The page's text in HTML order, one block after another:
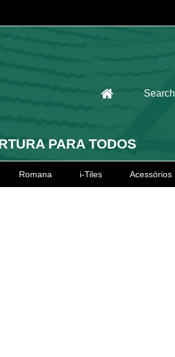
Search
PARA TODOS
Romana i-Tiles Acessórios